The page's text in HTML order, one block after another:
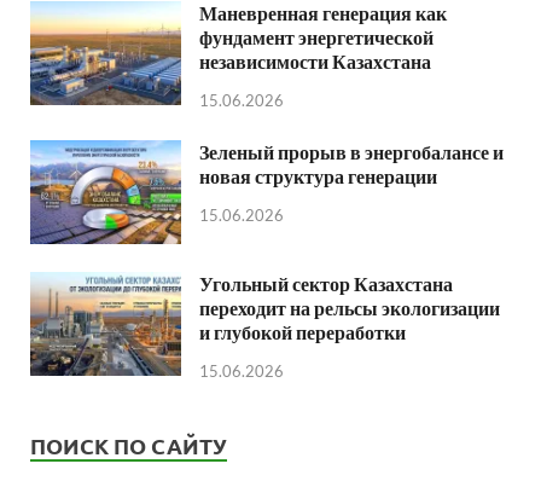
Маневренная генерация как
фундамент энергетической
независимости Казахстана
15.06.2026
Зеленый прорыв в энергобалансе и
новая структура генерации
15.06.2026
Угольный сектор Казахстана
переходит на рельсы экологизации
и глубокой переработки
15.06.2026
ПОИСК ПО САЙТУ